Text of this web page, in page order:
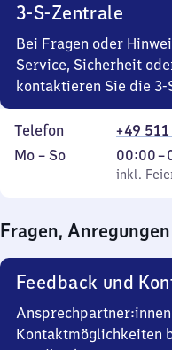
3-S-Zentrale
Bei Fragen oder
Service, Sicherheit
kontaktieren Sie die
Telefon
+49
Montag
Mo – So,
inkl. Feiertage
00:00–
Von
0
0
Uhr
inkl.
Fragen,
Feedback und
Ansprechpartner:innen
Kontaktmöglichkeiten